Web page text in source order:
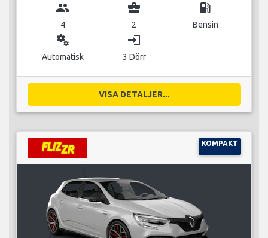
group
4
business_center
2
local_gas_station
Bensin
miscellaneous_services
Automatisk
login
3 Dörr
VISA DETALJER...
KOMPAKT